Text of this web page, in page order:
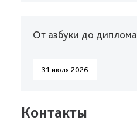
От азбуки до диплома
31 июля 2026
Контакты